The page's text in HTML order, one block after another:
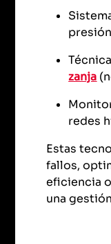
zanja
redes
Estas
fallos,
eficiencia
una